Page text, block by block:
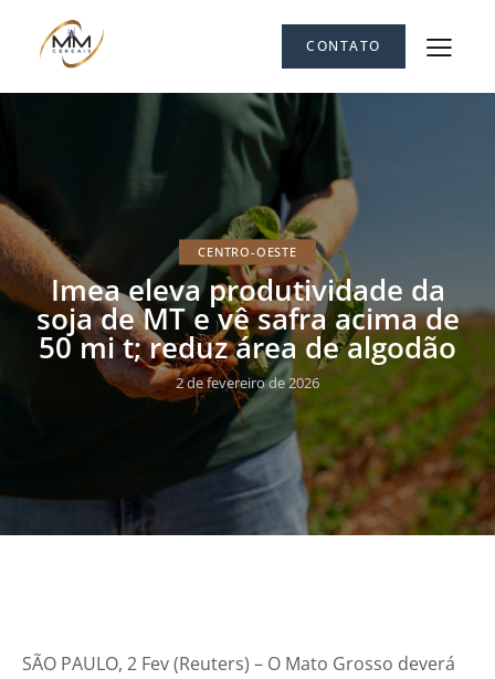
CONTATO
CENTRO-OESTE
Imea eleva produtividade da
soja de MT e vê safra acima de
50 mi t; reduz área de algodão
2 de fevereiro de 2026
SÃO PAULO, 2 Fev (Reuters) – O Mato Grosso deverá